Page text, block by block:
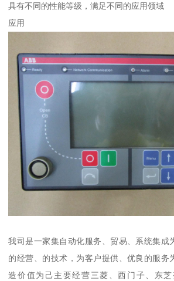
具有不同的性能等级，满足不同的应用领域
应用
我司是一家集自动化服务、贸易、系统集成
的经营、的技术，为客户提供、优良的服务
造价值为己主要经营三菱、西门子、东